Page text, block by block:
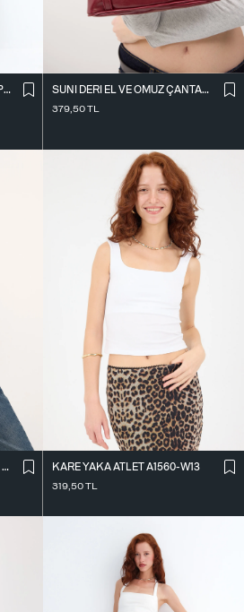
SATEN WIDE LEG PANTOLON PN17298
SUNI DERI EL VE OMUZ ÇANTASI Ç09-G11
379,50TL
YILDIZ NAKIŞLI TRIKO KAZAK K3418-D4
KARE YAKA ATLET A1560-W13
319,50TL